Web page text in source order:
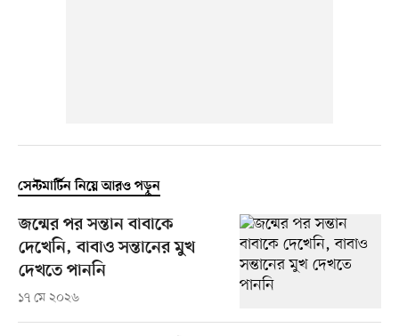
সেন্টমার্টিন নিয়ে আরও পড়ুন
জন্মের পর সন্তান বাবাকে
দেখেনি, বাবাও সন্তানের মুখ
দেখতে পাননি
১৭ মে ২০২৬